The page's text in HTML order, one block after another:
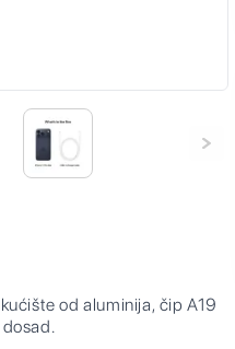
od aluminija, čip A19